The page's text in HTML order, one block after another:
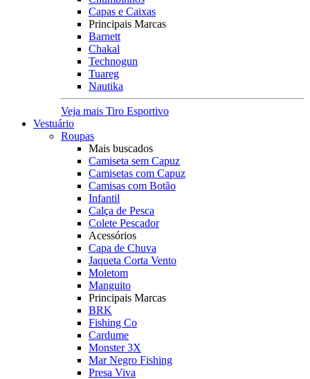
Capas e Caixas
Principais Marcas
Barnett
Chakal
Technogun
Tuareg
Nautika
Veja mais Tiro Esportivo
Vestuário
Roupas
Mais buscados
Camiseta sem Capuz
Camisetas com Capuz
Camisas com Botão
Infantil
Calça de Pesca
Colete Pescador
Acessórios
Capa de Chuva
Jaqueta Corta Vento
Moletom
Manguito
Principais Marcas
BRK
Fishing Co
Cardume
Monster 3X
Mar Negro Fishing
Presa Viva